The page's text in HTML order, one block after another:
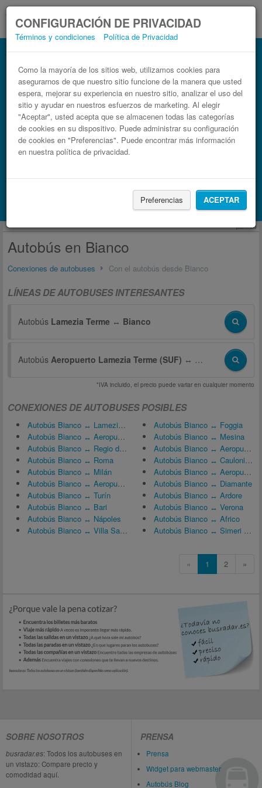
CONFIGURACIÓN DE PRIVACIDAD
Términos y condiciones Política de Privacidad
Como la mayoría de los sitios web, utilizamos cookies para
asegurarnos de que nuestro sitio funcione de la manera que usted
espera, mejorar su experiencia en nuestro sitio, analizar el uso del
sitio y ayudar en nuestros esfuerzos de marketing. Al elegir
"Aceptar", usted acepta que se almacenen todas las categorías
de cookies en su dispositivo. Puede administrar su configuración
de cookies en "Preferencias". Puede encontrar más información
en nuestra política de privacidad.
Preferencias ACEPTAR
Autobús en Bianco.
Billetes de autobuses en solo 3 pasos
Busca también alojamiento con Booking.com
publicidad
Autobús en Bianco
Conexiones de autobuses Con el autobús desde Bianco
LÍNEAS DE AUTOBUSES INTERESANTES
Autobús Lamezia Terme ↔ Bianco
Autobús Aeropuerto Lamezia Terme (SUF) ↔ Bianco
*IVA incluido, el precio puede variar en cualquier momento
CONEXIONES DE AUTOBUSES POSIBLES
Autobús Bianco ↔ Lamezia Terme
Autobús Bianco ↔ Aeropuerto Lamezia Terme (SUF)
Autobús Bianco ↔ Regio de Calabria
Autobús Bianco ↔ Roma
Autobús Bianco ↔ Milán
Autobús Bianco ↔ Aeropuerto de Reggio di Calabria (REG)
Autobús Bianco ↔ Turín
Autobús Bianco ↔ Bari
Autobús Bianco ↔ Nápoles
Autobús Bianco ↔ Villa San Giovanni
Autobús Bianco ↔ Foggia
Autobús Bianco ↔ Mesina
Autobús Bianco ↔ Aeropuerto Lamezia Terme (SUF)
Autobús Bianco ↔ Caulonia Marina
Autobús Bianco ↔ Aeropuerto de Roma-Fiumicino (FCO)
Autobús Bianco ↔ Diamante
Autobús Bianco ↔ Ardore
Autobús Bianco ↔ Verona
Autobús Bianco ↔ Africo
Autobús Bianco ↔ Simeri Crichi
« 1 2 »
SOBRE NOSOTROS
busradar.es: Todos los autobuses en
un vistazo: Compare precio y
comodidad aquí.
PRENSA
Prensa
Widget para webmaster
Autobús Blog